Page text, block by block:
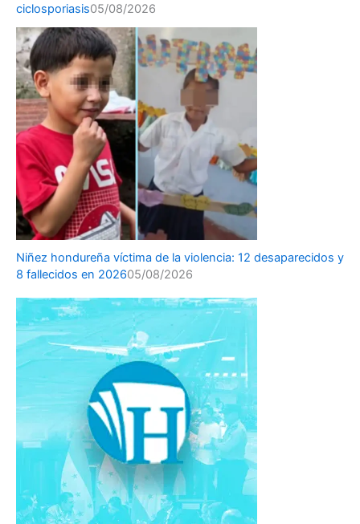
ciclosporiasis05/08/2026
Niñez hondureña víctima de la violencia: 12 desaparecidos y
8 fallecidos en 202605/08/2026